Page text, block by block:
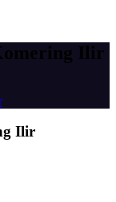
Ilir
Ilir